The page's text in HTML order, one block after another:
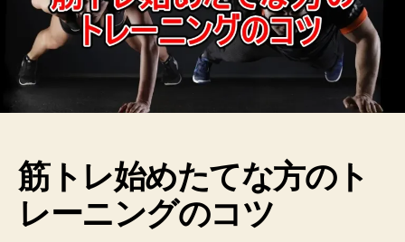
筋トレ始めたてな方のト
レーニングのコツ